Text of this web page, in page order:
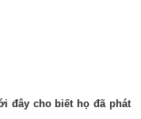
đây cho biết họ đã phát